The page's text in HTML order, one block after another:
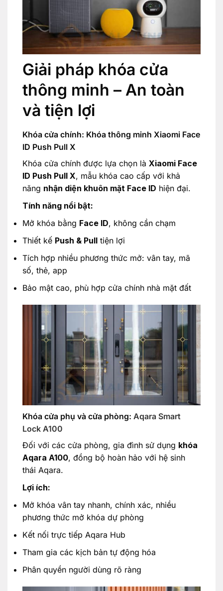
Giải pháp khóa cửa
thông minh – An toàn
và tiện lợi
Khóa cửa chính: Khóa thông minh Xiaomi Face
ID Push Pull X
Khóa cửa chính được lựa chọn là Xiaomi Face
ID Push Pull X, mẫu khóa cao cấp với khả
năng nhận diện khuôn mặt Face ID hiện đại.
Tính năng nổi bật:
Mở khóa bằng Face ID, không cần chạm
Thiết kế Push & Pulltiện lợi
Tích hợp nhiều phương thức mở: vân tay, mã
số, thẻ, app
Bảo mật cao, phù hợp cửa chính nhà mặt đất
Khóa cửa phụ và cửa phòng: Aqara Smart
Lock A100
Đối với các cửa phòng, gia đình sử dụng khóa
Aqara A100, đồng bộ hoàn hảo với hệ sinh
thái Aqara.
Lợi ích:
Mở khóa vân tay nhanh, chính xác, nhiều
phương thức mở khóa dự phòng
Kết nối trực tiếp Aqara Hub
Tham gia các kịch bản tự động hóa
Phân quyền người dùng rõ ràng